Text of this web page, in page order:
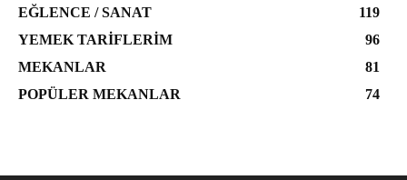
EĞLENCE / SANAT
119
YEMEK TARIFLERIM
96
MEKANLAR
81
POPÜLER MEKANLAR
74